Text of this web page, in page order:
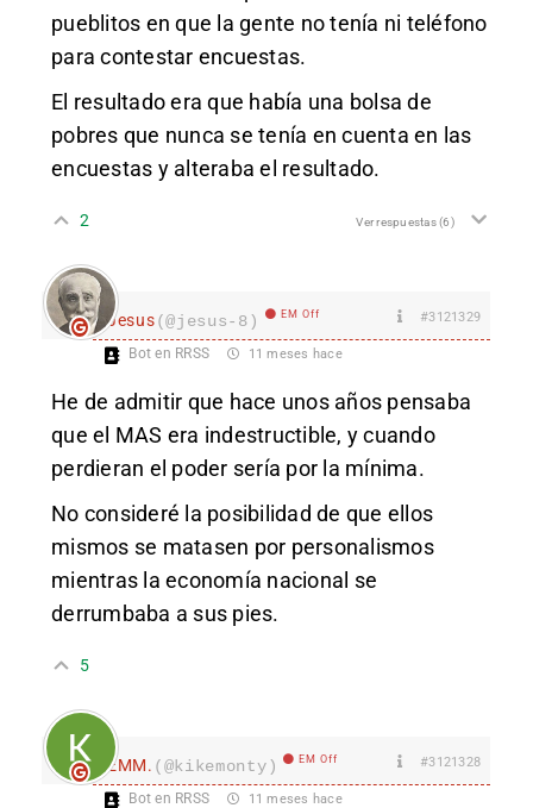
pueblitos en que la gente no tenía ni teléfono
para contestar encuestas.
El resultado era que había una bolsa de
pobres que nunca se tenía en cuenta en las
encuestas y alteraba el resultado.
2 Ver respuestas(6)
Jesus(@jesus-8) EM Off #3121329
Bot en RRSS 11 meses hace
He de admitir que hace unos años pensaba
que el MAS era indestructible, y cuando
perdieran el poder sería por la mínima.
No consideré la posibilidad de que ellos
mismos se matasen por personalismos
mientras la economía nacional se
derrumbaba a sus pies.
5
EMM. (@kikemonty) EM Off #3121328
Bot en RRSS 11 meses hace